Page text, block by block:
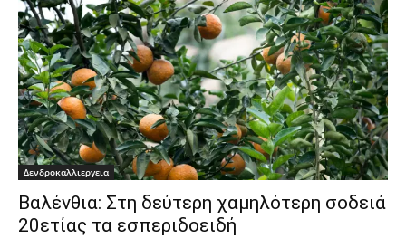
Δενδροκαλλιεργεια
Βαλένθια: Στη δεύτερη χαμηλότερη σοδειά
20ετίας τα εσπεριδοειδή